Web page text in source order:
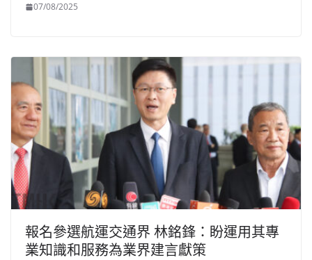
07/08/2025
報名參選航運交通界 林銘鋒：盼運用其專
業知識和服務為業界建言獻策